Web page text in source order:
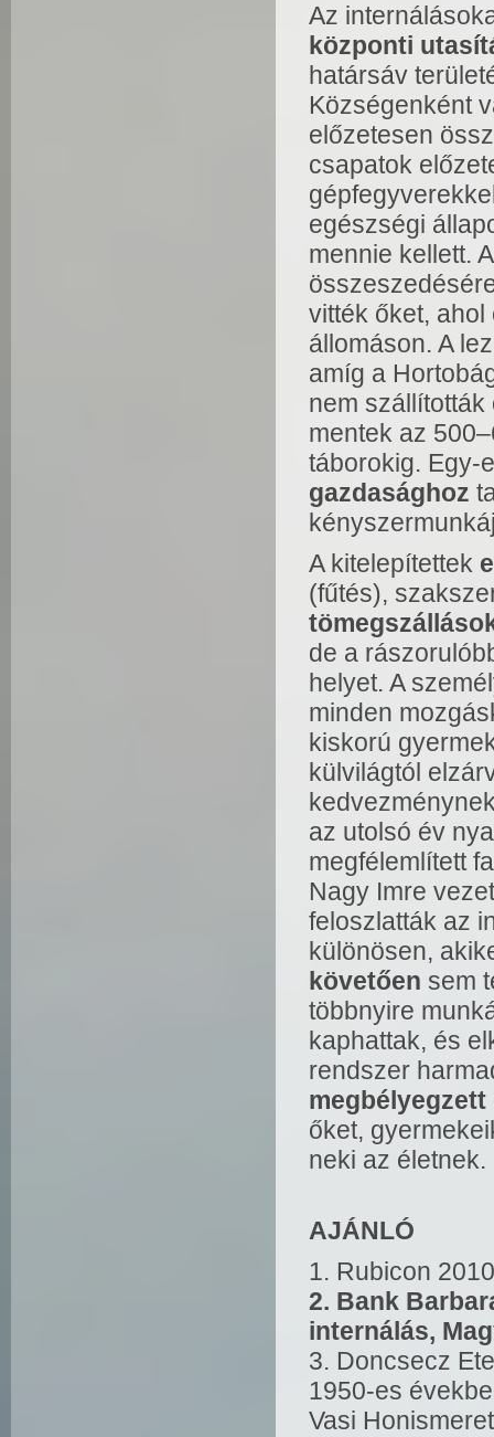
Az
központi
határsáv
Községenként
előzetesen
csapatok
egészségi
mennie kellett.
vitték őket,
állomáson. A
amíg a
nem
mentek az
táborokig. Egy-
gazdasághoz
A kitelepítettek
(fűtés),
de a
helyet. A
minden
kiskorú
külvilágtól
az utolsó év
megfélemlített
Nagy Imre
feloszlatták az
különösen,
követően sem
többnyire
kaphattak, és
rendszer
őket,
neki az életnek.
AJÁNLÓ
1. Rubicon
2. Bank
internálás,
3. Doncsecz
1950-es
Vasi